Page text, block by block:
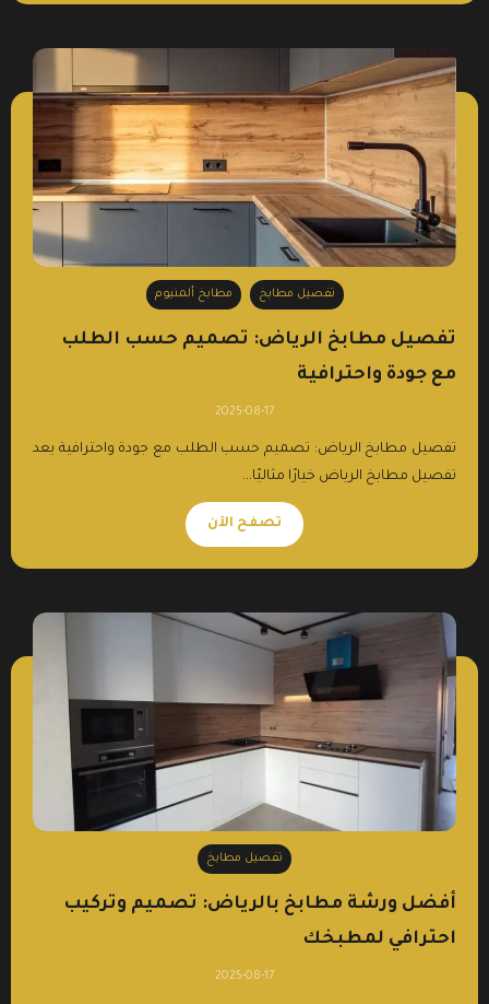
تفصيل مطابخ مطابخ ألمنيوم
تفصيل مطابخ الرياض: تصميم حسب الطلب
مع جودة واحترافية
2025-08-17
تفصيل مطابخ الرياض: تصميم حسب الطلب مع جودة واحترافية يعد
تفصيل مطابخ الرياض خيارًا مثاليًا...
تصفح الآن
تفصيل مطابخ
أفضل ورشة مطابخ بالرياض: تصميم وتركيب
احترافي لمطبخك
2025-08-17